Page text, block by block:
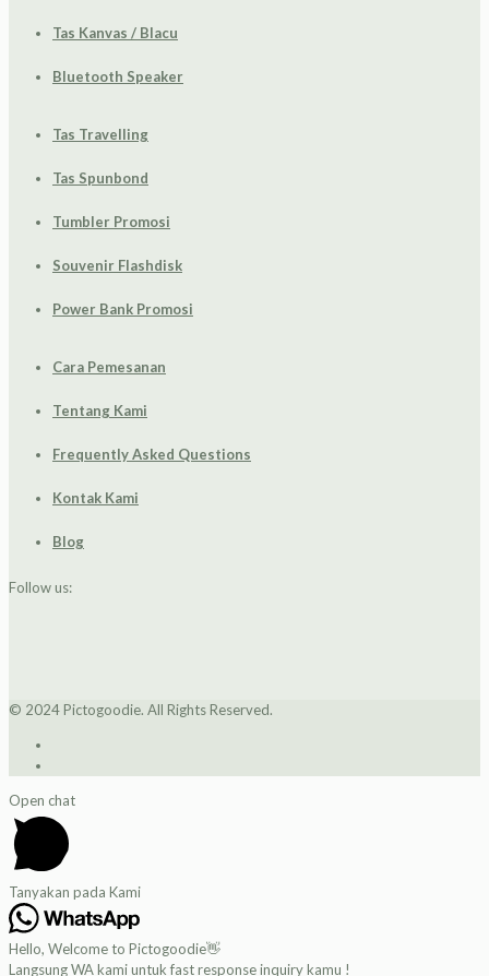
Tas Kanvas / Blacu
Bluetooth Speaker
Tas Travelling
Tas Spunbond
Tumbler Promosi
Souvenir Flashdisk
Power Bank Promosi
Cara Pemesanan
Tentang Kami
Frequently Asked Questions
Kontak Kami
Blog
Follow us:
© 2024 Pictogoodie. All Rights Reserved.
Open chat
Tanyakan pada Kami
Hello, Welcome to Pictogoodie👋
Langsung WA kami untuk fast response inquiry kamu !